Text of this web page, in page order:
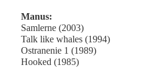
Manus:
Samlerne (2003)
Talk like whales (1994)
Ostranenie 1 (1989)
Hooked (1985)